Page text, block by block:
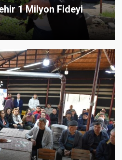
1 Milyon Fideyi